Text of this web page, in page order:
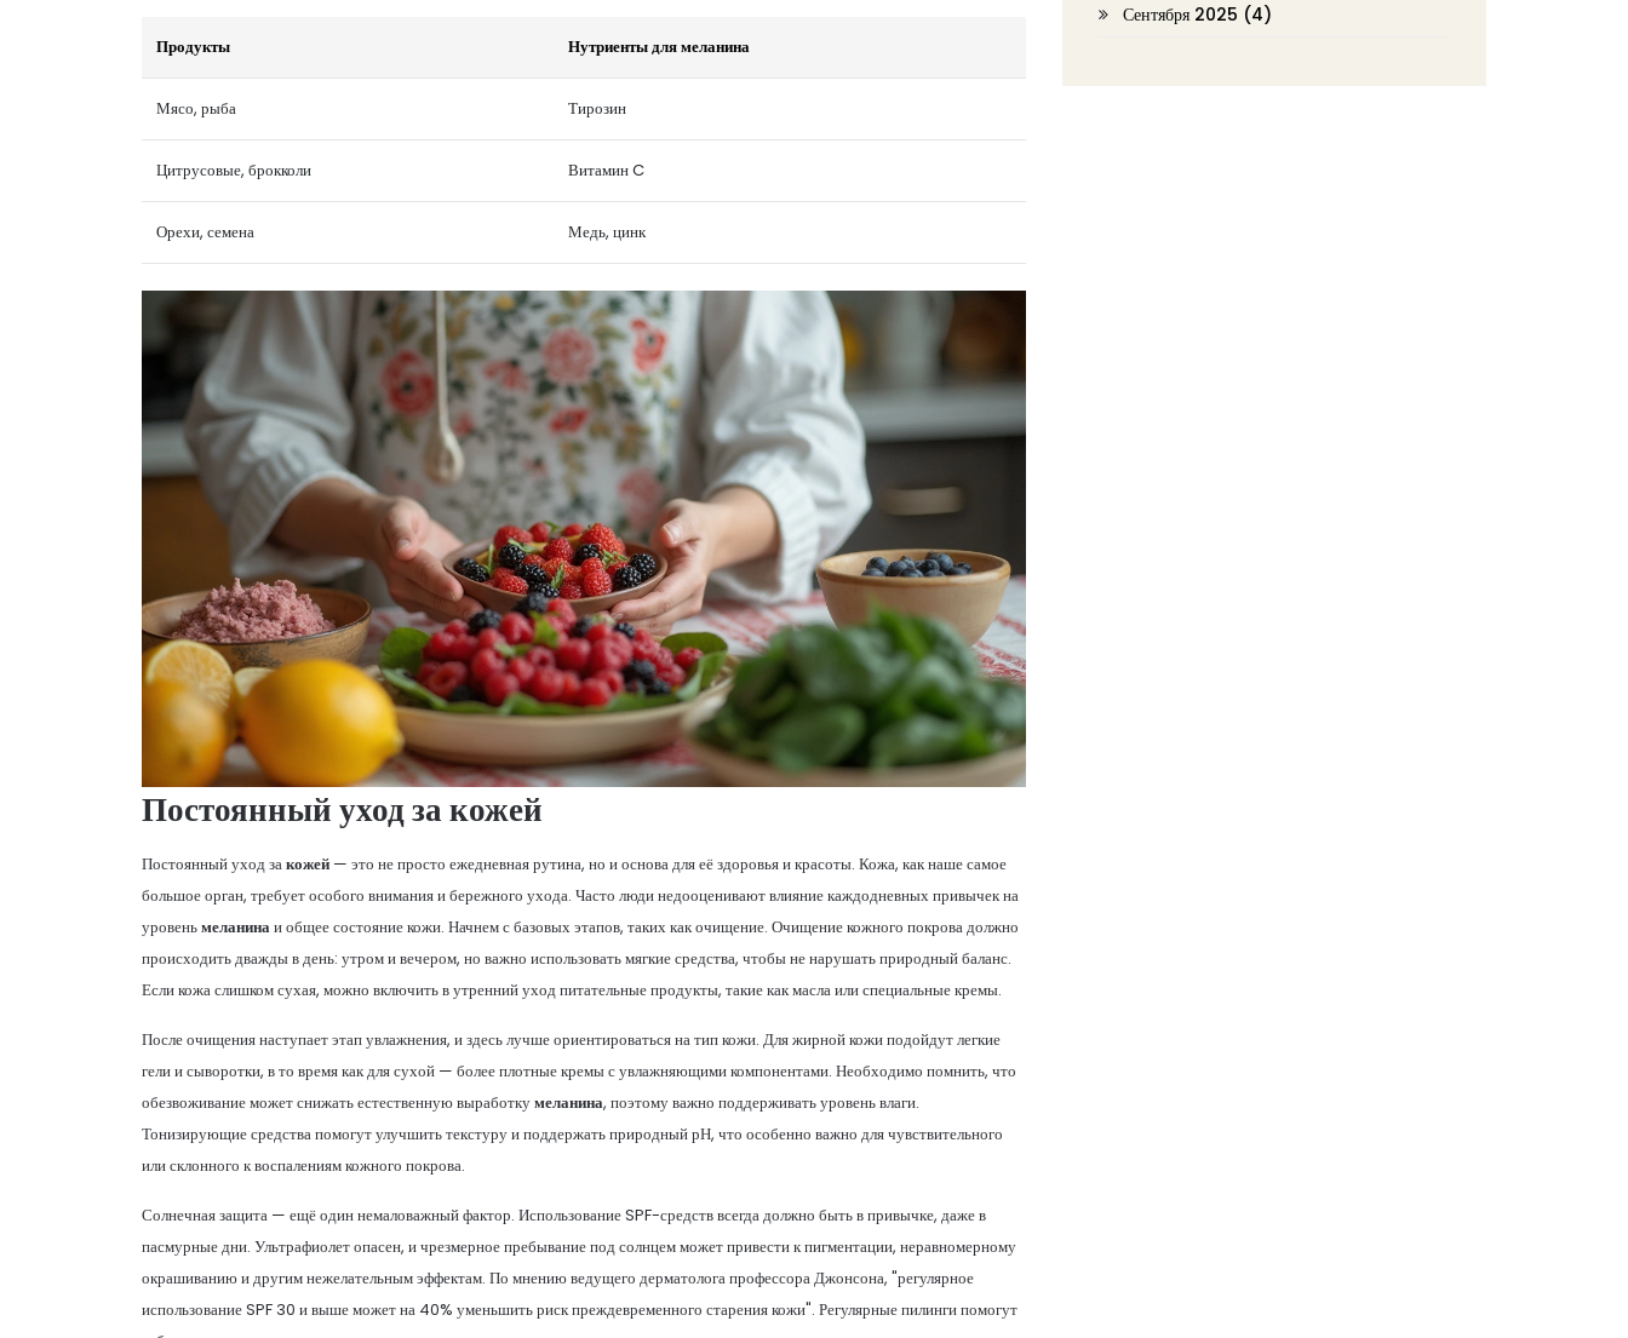
Продукты Нутриенты для меланина
Мясо, рыба Тирозин
Цитрусовые, брокколи Витамин C
Орехи, семена Медь, цинк
Постоянный уход за кожей
Постоянный уход закожей — это не просто ежедневная рутина, но и основа для её здоровья и красоты. Кожа, как наше самое
большое орган, требует особого внимания и бережного ухода. Часто люди недооценивают влияние каждодневных привычек на
уровеньмеланинаи общее состояние кожи. Начнем с базовых этапов, таких как очищение. Очищение кожного покрова должно
происходить дважды в день: утром и вечером, но важно использовать мягкие средства, чтобы не нарушать природный баланс.
Если кожа слишком сухая, можно включить в утренний уход питательные продукты, такие как масла или специальные кремы.
После очищения наступает этап увлажнения, и здесь лучше ориентироваться на тип кожи. Для жирной кожи подойдут легкие
гели и сыворотки, в то время как для сухой — более плотные кремы с увлажняющими компонентами. Необходимо помнить, что
обезвоживание может снижать естественную выработкумеланина, поэтому важно поддерживать уровень влаги.
Тонизирующие средства помогут улучшить текстуру и поддержать природный рН, что особенно важно для чувствительного
или склонного к воспалениям кожного покрова.
Солнечная защита — ещё один немаловажный фактор. Использование SPF-средств всегда должно быть в привычке, даже в
пасмурные дни. Ультрафиолет опасен, и чрезмерное пребывание под солнцем может привести к пигментации, неравномерному
окрашиванию и другим нежелательным эффектам. По мнению ведущего дерматолога профессора Джонсона, "регулярное
использование SPF 30 и выше может на 40% уменьшить риск преждевременного старения кожи". Регулярные пилинги помогут
Сентября 2025 (4)